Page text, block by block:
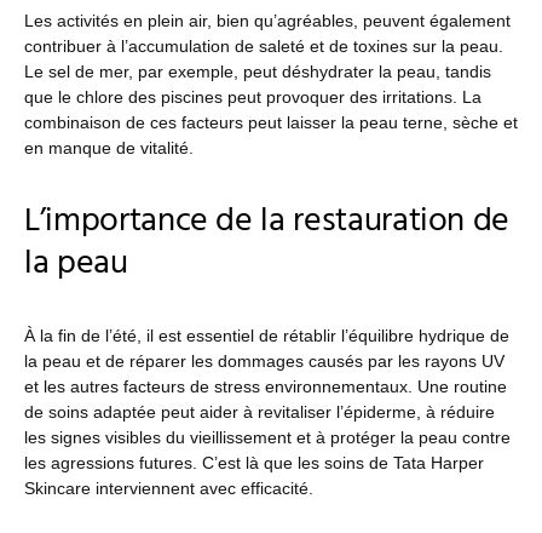
Les activités en plein air, bien qu’agréables, peuvent également
contribuer à l’accumulation de saleté et de toxines sur la peau.
Le sel de mer, par exemple, peut déshydrater la peau, tandis
que le chlore des piscines peut provoquer des irritations. La
combinaison de ces facteurs peut laisser la peau terne, sèche et
en manque de vitalité.
L’importance de la restauration de
la peau
À la fin de l’été, il est essentiel de rétablir l’équilibre hydrique de
la peau et de réparer les dommages causés par les rayons UV
et les autres facteurs de stress environnementaux. Une routine
de soins adaptée peut aider à revitaliser l’épiderme, à réduire
les signes visibles du vieillissement et à protéger la peau contre
les agressions futures. C’est là que les soins de Tata Harper
Skincare interviennent avec efficacité.